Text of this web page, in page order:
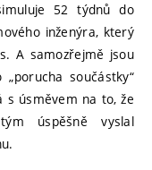
52 týdnů do
inženýra, který
A samozřejmě jsou
součástky“
s úsměvem na to, že
úspěšně vyslal